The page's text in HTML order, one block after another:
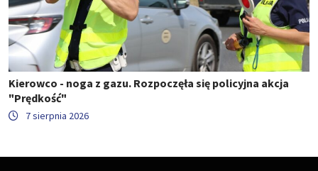
Kierowco - noga z gazu. Rozpoczęła się policyjna akcja
"Prędkość"
7 sierpnia 2026